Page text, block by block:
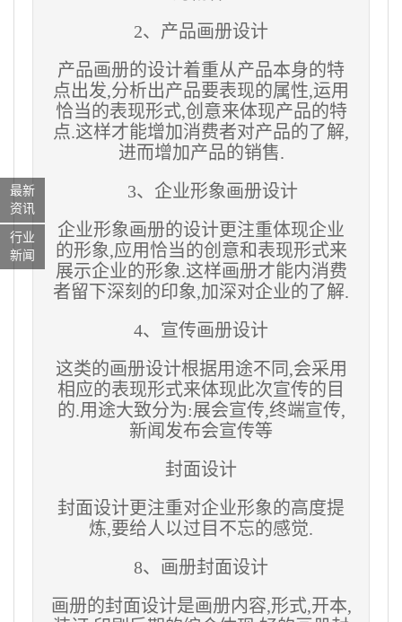
2、产品画册设计
产品画册的设计着重从产品本身的特
点出发,分析出产品要表现的属性,运用
恰当的表现形式,创意来体现产品的特
点.这样才能增加消费者对产品的了解,
进而增加产品的销售.
3、企业形象画册设计
企业形象画册的设计更注重体现企业
的形象,应用恰当的创意和表现形式来
展示企业的形象.这样画册才能内消费
者留下深刻的印象,加深对企业的了解.
4、宣传画册设计
这类的画册设计根据用途不同,会采用
相应的表现形式来体现此次宣传的目
的.用途大致分为:展会宣传,终端宣传,
新闻发布会宣传等
封面设计
封面设计更注重对企业形象的高度提
炼,要给人以过目不忘的感觉.
8、画册封面设计
画册的封面设计是画册内容,形式,开本,
最新
资讯
行业
新闻